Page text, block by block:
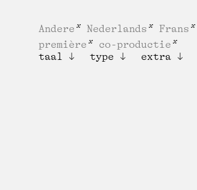
Andere Nederlands Frans
première
co-productie
taal
type extra